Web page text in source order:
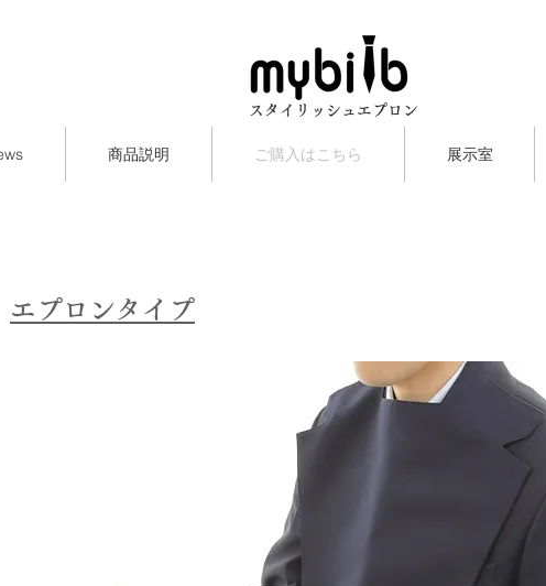
スタイリッシュエプロン
商品説明 ご購入はこちら 展示室
エプロンタイプ